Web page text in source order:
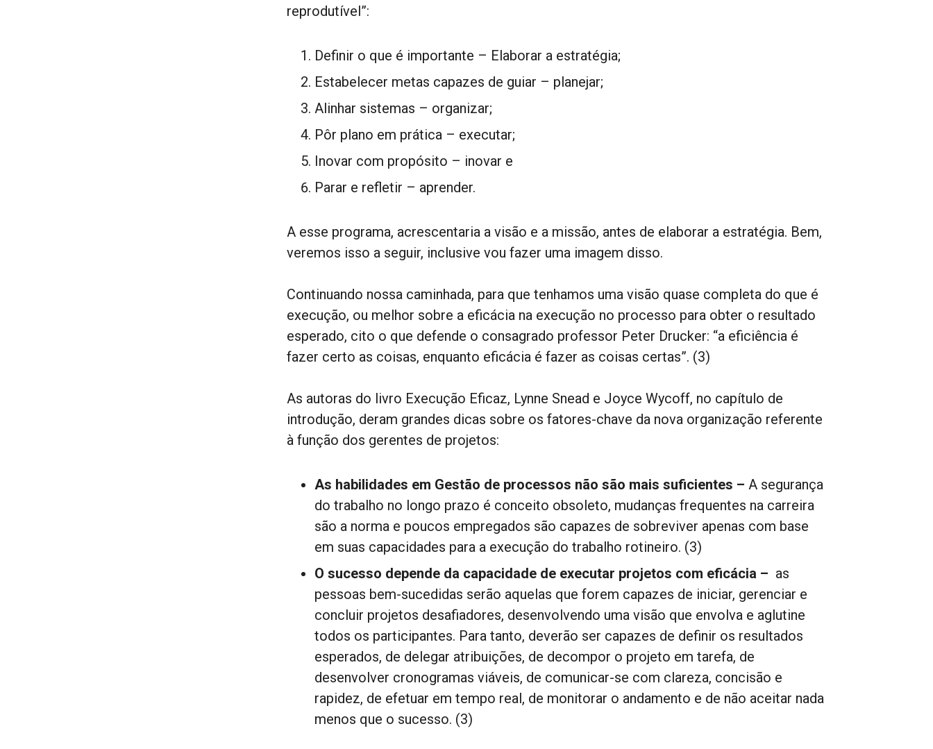
reprodutível”:
Definir o que é importante – Elaborar a estratégia;
Estabelecer metas capazes de guiar – planejar;
Alinhar sistemas – organizar;
Pôr plano em prática – executar;
Inovar com propósito – inovar e
Parar e refletir – aprender.
A esse programa, acrescentaria a visão e a missão, antes de elaborar a estratégia. Bem,
veremos isso a seguir, inclusive vou fazer uma imagem disso.
Continuando nossa caminhada, para que tenhamos uma visão quase completa do que é
execução, ou melhor sobre a eficácia na execução no processo para obter o resultado
esperado, cito o que defende o consagrado professor Peter Drucker: “a eficiência é
fazer certo as coisas, enquanto eficácia é fazer as coisas certas”. (3)
As autoras do livro Execução Eficaz, Lynne Snead e Joyce Wycoff, no capítulo de
introdução, deram grandes dicas sobre os fatores-chave da nova organização referente
à função dos gerentes de projetos:
As habilidades em Gestão de processos não são mais suficientes – A segurança
do trabalho no longo prazo é conceito obsoleto, mudanças frequentes na carreira
são a norma e poucos empregados são capazes de sobreviver apenas com base
em suas capacidades para a execução do trabalho rotineiro. (3)
O sucesso depende da capacidade de executar projetos com eficácia – as
pessoas bem-sucedidas serão aquelas que forem capazes de iniciar, gerenciar e
concluir projetos desafiadores, desenvolvendo uma visão que envolva e aglutine
todos os participantes. Para tanto, deverão ser capazes de definir os resultados
esperados, de delegar atribuições, de decompor o projeto em tarefa, de
desenvolver cronogramas viáveis, de comunicar-se com clareza, concisão e
rapidez, de efetuar em tempo real, de monitorar o andamento e de não aceitar nada
menos que o sucesso. (3)